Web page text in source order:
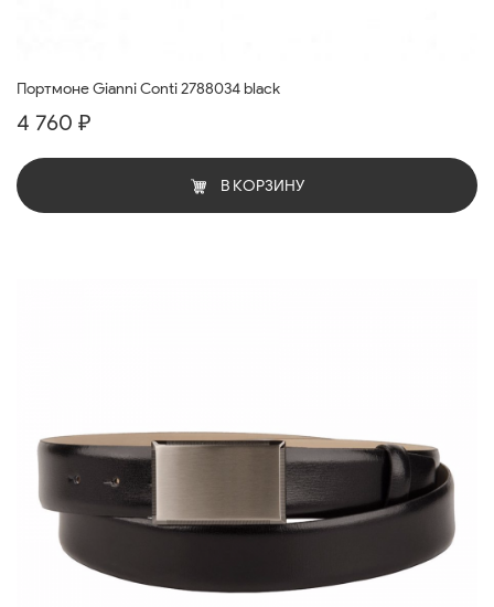
Портмоне Gianni Conti 2788034 black
4 760 ₽
В КОРЗИНУ